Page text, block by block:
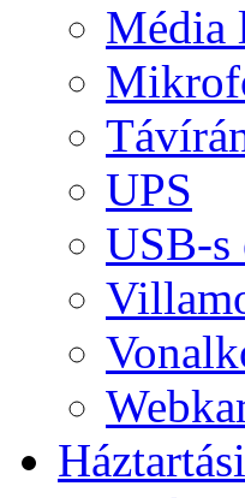
Média
UPS
USB-s